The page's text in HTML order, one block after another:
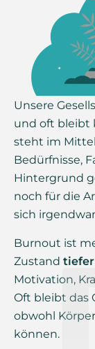
Unsere
und oft bleibt
steht im
Bedürfnisse,
Hintergrund
noch für die
sich
Burnout ist
Zustand
Motivation,
Oft bleibt das
obwohl
können.